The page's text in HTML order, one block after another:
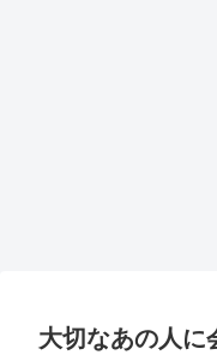
大切なあの人に